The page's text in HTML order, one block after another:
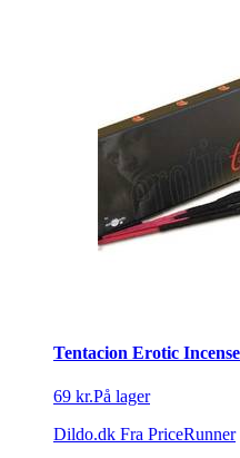
Tentacion Erotic
69 kr.På lager
Dildo.dk Fra PriceRunner